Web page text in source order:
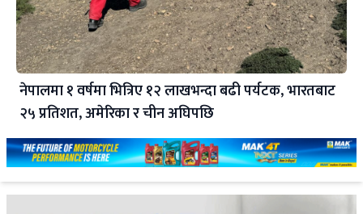
नेपालमा १ वर्षमा भित्रिए १२ लाखभन्दा बढी पर्यटक, भारतबाट
२५ प्रतिशत, अमेरिका र चीन अघिपछि